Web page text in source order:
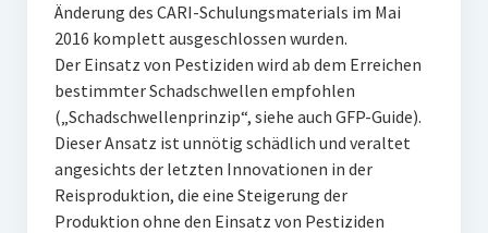
Änderung des CARI-Schulungsmaterials im Mai
2016 komplett ausgeschlossen wurden.
Der Einsatz von Pestiziden wird ab dem Erreichen
bestimmter Schadschwellen empfohlen
(„Schadschwellenprinzip“, siehe auch GFP-Guide).
Dieser Ansatz ist unnötig schädlich und veraltet
angesichts der letzten Innovationen in der
Reisproduktion, die eine Steigerung der
Produktion ohne den Einsatz von Pestiziden